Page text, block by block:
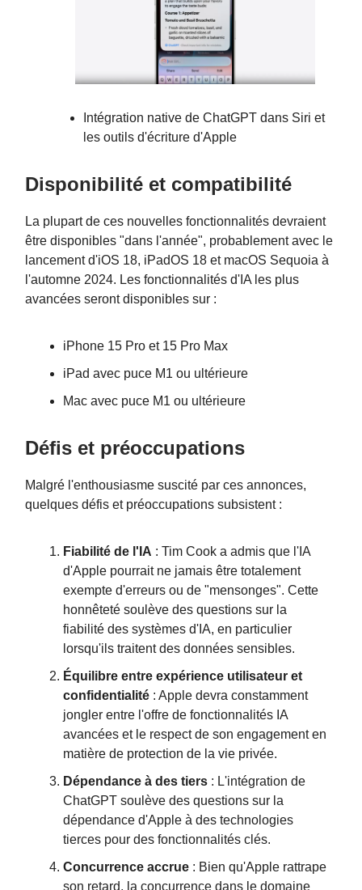
Intégration native de ChatGPT dans Siri et
les outils d'écriture d'Apple
Disponibilité et compatibilité
La plupart de ces nouvelles fonctionnalités devraient
être disponibles "dans l'année", probablement avec le
lancement d'iOS 18, iPadOS 18 et macOS Sequoia à
l'automne 2024. Les fonctionnalités d'IA les plus
avancées seront disponibles sur :
iPhone 15 Pro et 15 Pro Max
iPad avec puce M1 ou ultérieure
Mac avec puce M1 ou ultérieure
Défis et préoccupations
Malgré l'enthousiasme suscité par ces annonces,
quelques défis et préoccupations subsistent :
Fiabilité de l'IA : Tim Cook a admis que l'IA
d'Apple pourrait ne jamais être totalement
exempte d'erreurs ou de "mensonges". Cette
honnêteté soulève des questions sur la
fiabilité des systèmes d'IA, en particulier
lorsqu'ils traitent des données sensibles.
Équilibre entre expérience utilisateur et
confidentialité : Apple devra constamment
jongler entre l'offre de fonctionnalités IA
avancées et le respect de son engagement en
matière de protection de la vie privée.
Dépendance à des tiers : L'intégration de
ChatGPT soulève des questions sur la
dépendance d'Apple à des technologies
tierces pour des fonctionnalités clés.
Concurrence accrue : Bien qu'Apple rattrape
son retard, la concurrence dans le domaine